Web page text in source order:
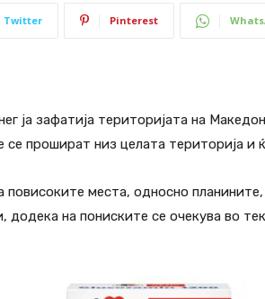
Twitter Pinterest
ја зафатија територијата на
се прошират низ целата територија и
места, односно
додека на пониските се очекува во